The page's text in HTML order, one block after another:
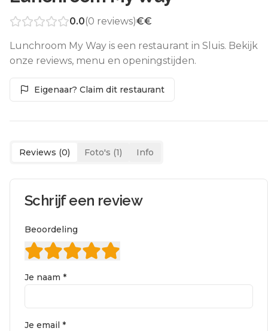
0.0(0 reviews)€€
Lunchroom My Way is een restaurant in Sluis. Bekijk
onze reviews, menu en openingstijden.
Eigenaar? Claim dit restaurant
Reviews (0) Foto's (1) Info
Schrijf een review
Beoordeling
Je naam *
Je email *